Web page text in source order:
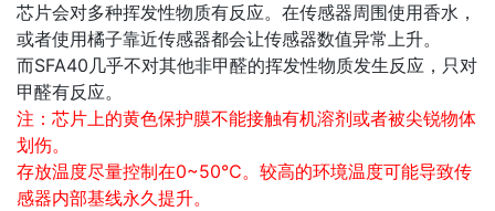
芯片会对多种挥发性物质有反应。在传感器周围使用香水，
或者使用橘子靠近传感器都会让传感器数值异常上升。
而SFA40几乎不对其他非甲醛的挥发性物质发生反应，只对
甲醛有反应。
注：芯片上的黄色保护膜不能接触有机溶剂或者被尖锐物体
划伤。
存放温度尽量控制在0~50℃。较高的环境温度可能导致传
感器内部基线永久提升。